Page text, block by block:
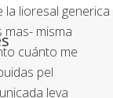
la lioresal generica
misma
cuánto me
pel
leva